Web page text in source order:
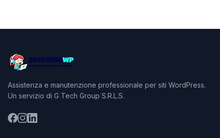
Assistenza e manutenzione professionale per siti WordPress.
Un servizio di G Tech Group S.R.L.S.